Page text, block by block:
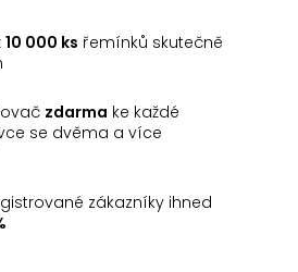
10 000 ks řemínků skutečně
zdarma ke každé
se dvěma a více
zákazníky ihned